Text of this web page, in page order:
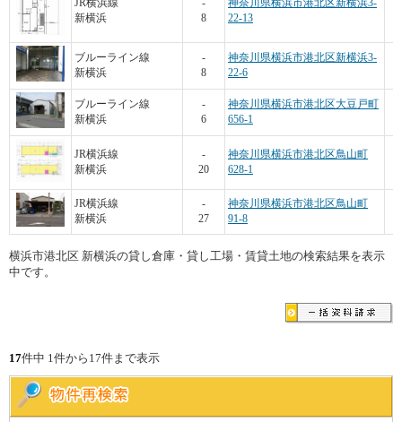
JR横浜線
新横浜
-
8
神奈川県横浜市港北区新横浜3-
22-13
ブルーライン線
新横浜
-
8
神奈川県横浜市港北区新横浜3-
22-6
ブルーライン線
新横浜
-
6
神奈川県横浜市港北区大豆戸町
656-1
JR横浜線
新横浜
-
20
神奈川県横浜市港北区鳥山町
628-1
JR横浜線
新横浜
-
27
神奈川県横浜市港北区鳥山町
91-8
横浜市港北区 新横浜の貸し倉庫・貸し工場・賃貸土地の検索結果を表示
中です。
17件中 1件から17件まで表示